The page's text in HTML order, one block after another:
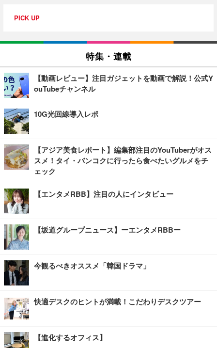
PICK UP
特集・連載
【動画レビュー】注目ガジェットを動画で解説！公式Y
ouTubeチャンネル
10G光回線導入レポ
【アジア美食レポート】編集部注目のYouTuberがオス
スメ！タイ・バンコクに行ったら食べたいグルメをチ
ェック
【エンタメRBB】注目の人にインタビュー
【坂道グループニュース】ーエンタメRBBー
今観るべきオススメ「韓国ドラマ」
快適デスクのヒントが満載！こだわりデスクツアー
【進化するオフィス】